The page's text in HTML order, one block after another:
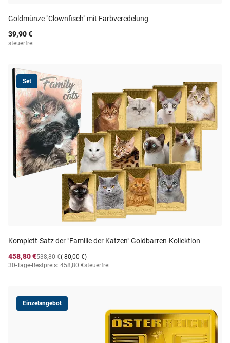
Goldmünze "Clownfisch" mit Farbveredelung
39,90 €
steuerfrei
Set
Komplett-Satz der "Familie der Katzen" Goldbarren-Kollektion
458,80 €
(-80,00 €)
538,80 €
30-Tage-Bestpreis: 458,80 €steuerfrei
Einzelangebot